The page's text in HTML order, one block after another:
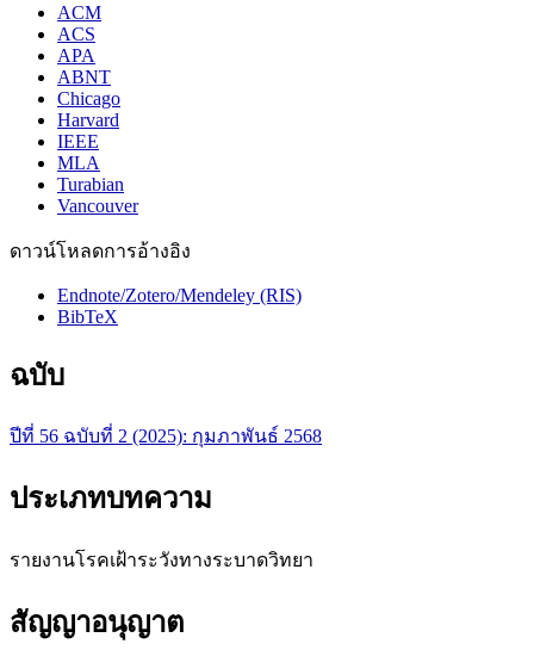
ACM
ACS
APA
ABNT
Chicago
Harvard
IEEE
MLA
Turabian
Vancouver
ดาวน์โหลดการอ้างอิง
Endnote/Zotero/Mendeley (RIS)
BibTeX
ฉบับ
ปีที่ 56 ฉบับที่ 2 (2025): กุมภาพันธ์ 2568
ประเภทบทความ
รายงานโรคเฝ้าระวังทางระบาดวิทยา
สัญญาอนุญาต